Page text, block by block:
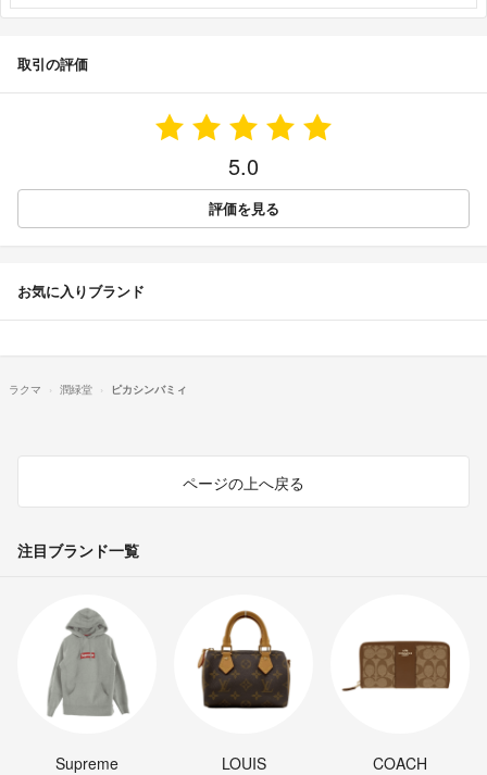
取引の評価
5.0
評価を見る
お気に入りブランド
ラクマ 潤緑堂 ピカシンバミィ
ページの上へ戻る
注目ブランド一覧
Supreme
LOUIS
COACH